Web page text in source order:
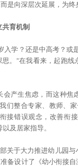
是向深层次延展，为
育机制
学？还是中高考？或
。“在我看来，起跑
产生焦虑，而这种焦
们整合专家、教师、
接错误观念，改善衔
及居家指导。
于大力推进幼儿园与
备设计了《幼小衔接